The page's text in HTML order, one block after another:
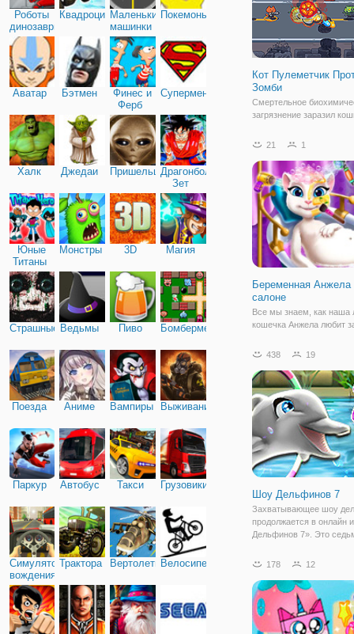
Роботы
динозавры
КвадроциклыМаленькие
машинки
Покемоны
Аватар Бэтмен
Финес и
Ферб
Супермен
Халк Джедаи ПришельцыДрагонболл
Зет
Юные
Титаны
Монстры 3D Магия
Страшные Ведьмы Пиво Бомбермен
Поезда Аниме Вампиры Выживание
Паркур Автобус Такси Грузовики
Симулятор
вождения
Трактора ВертолетыВелосипед
Кот Пулеметчик
Зомби
Смертельное
загрязнение заразил
становятся зомби-
чтобы защитить Город
ученые называют
агентов,
21 1
Беременная Анжела
салоне
Все мы знаем, как наша
кошечка Анжела любит
красивый и модный вид.
родит милого ребеночка
мужа Тома. Сегодня
день, когда
438 19
Шоу Дельфинов 7
Захватывающее шоу
продолжается в онлайн
Дельфинов 7». Это
которые доступны не
устройствах. В новой
можем
178 12